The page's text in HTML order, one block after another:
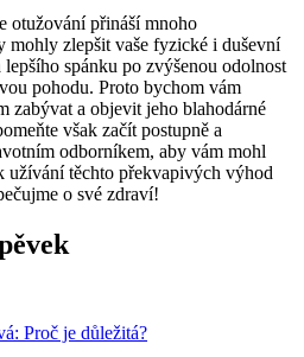
otužování přináší mnoho
mohly zlepšit vaše fyzické i duševní
spánku po zvýšenou odolnost
pohodu. Proto bychom vám
zabývat a objevit jeho blahodárné
však začít postupně a
odborníkem, aby vám mohl
užívání těchto překvapivých výhod
o své zdraví!
Proč je důležitá?